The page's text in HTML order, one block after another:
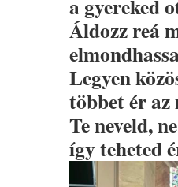
a gyereked
Áldozz reá
Legyen
többet ér
Te neveld,
így teheted